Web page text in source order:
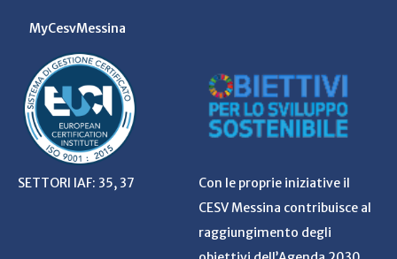
MyCesvMessina
SETTORI IAF: 35, 37
Con le proprie iniziative il
CESV Messina contribuisce al
raggiungimento degli